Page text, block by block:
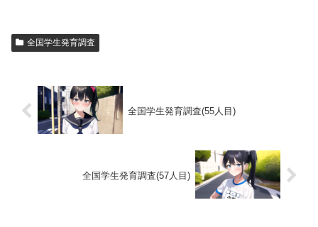
全国学生発育調査
全国学生発育調査(55人目)
全国学生発育調査(57人目)